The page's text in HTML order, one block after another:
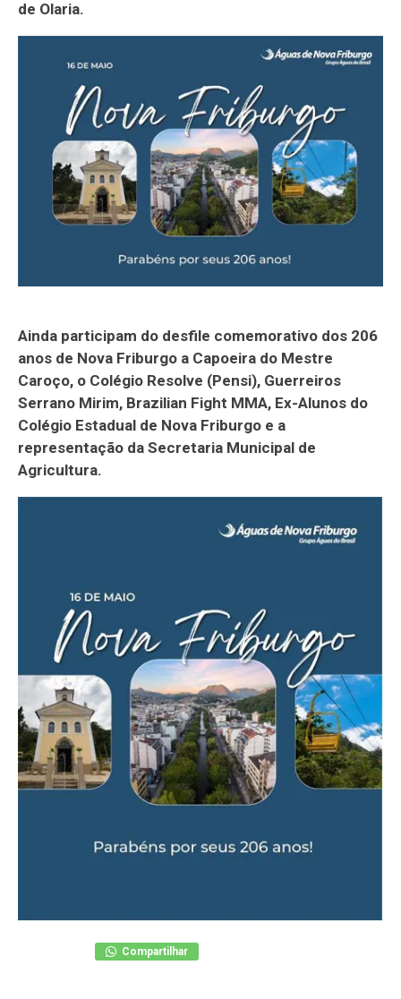
de Olaria.
Ainda participam do desfile comemorativo dos 206
anos de Nova Friburgo a Capoeira do Mestre
Caroço, o Colégio Resolve (Pensi), Guerreiros
Serrano Mirim, Brazilian Fight MMA, Ex-Alunos do
Colégio Estadual de Nova Friburgo e a
representação da Secretaria Municipal de
Agricultura.
Compartilhar